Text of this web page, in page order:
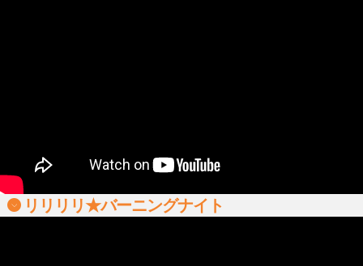
リリリリ★バーニングナイト